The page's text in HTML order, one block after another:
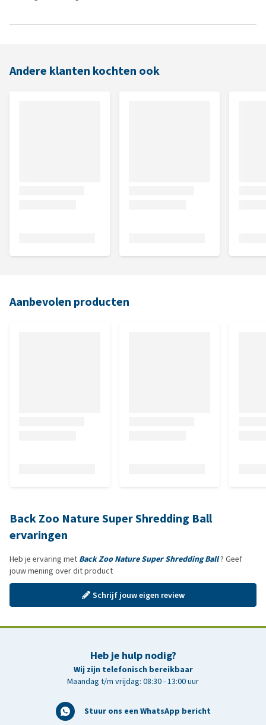
Andere klanten kochten ook
Aanbevolen producten
Back Zoo Nature Super Shredding Ball
ervaringen
Heb je ervaring met Back Zoo Nature Super Shredding Ball? Geef
jouw mening over dit product
Schrijf jouw eigen review
Heb je hulp nodig?
Wij zijn telefonisch bereikbaar
Maandag t/m vrijdag: 08:30 - 13:00 uur
Stuur ons een WhatsApp bericht